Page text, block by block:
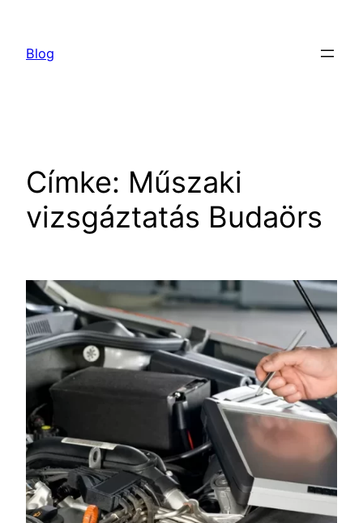
tartalomhoz
Blog
Címke: Műszaki
vizsgáztatás Budaörs